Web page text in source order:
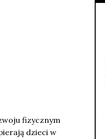
fizycznym
dzieci w